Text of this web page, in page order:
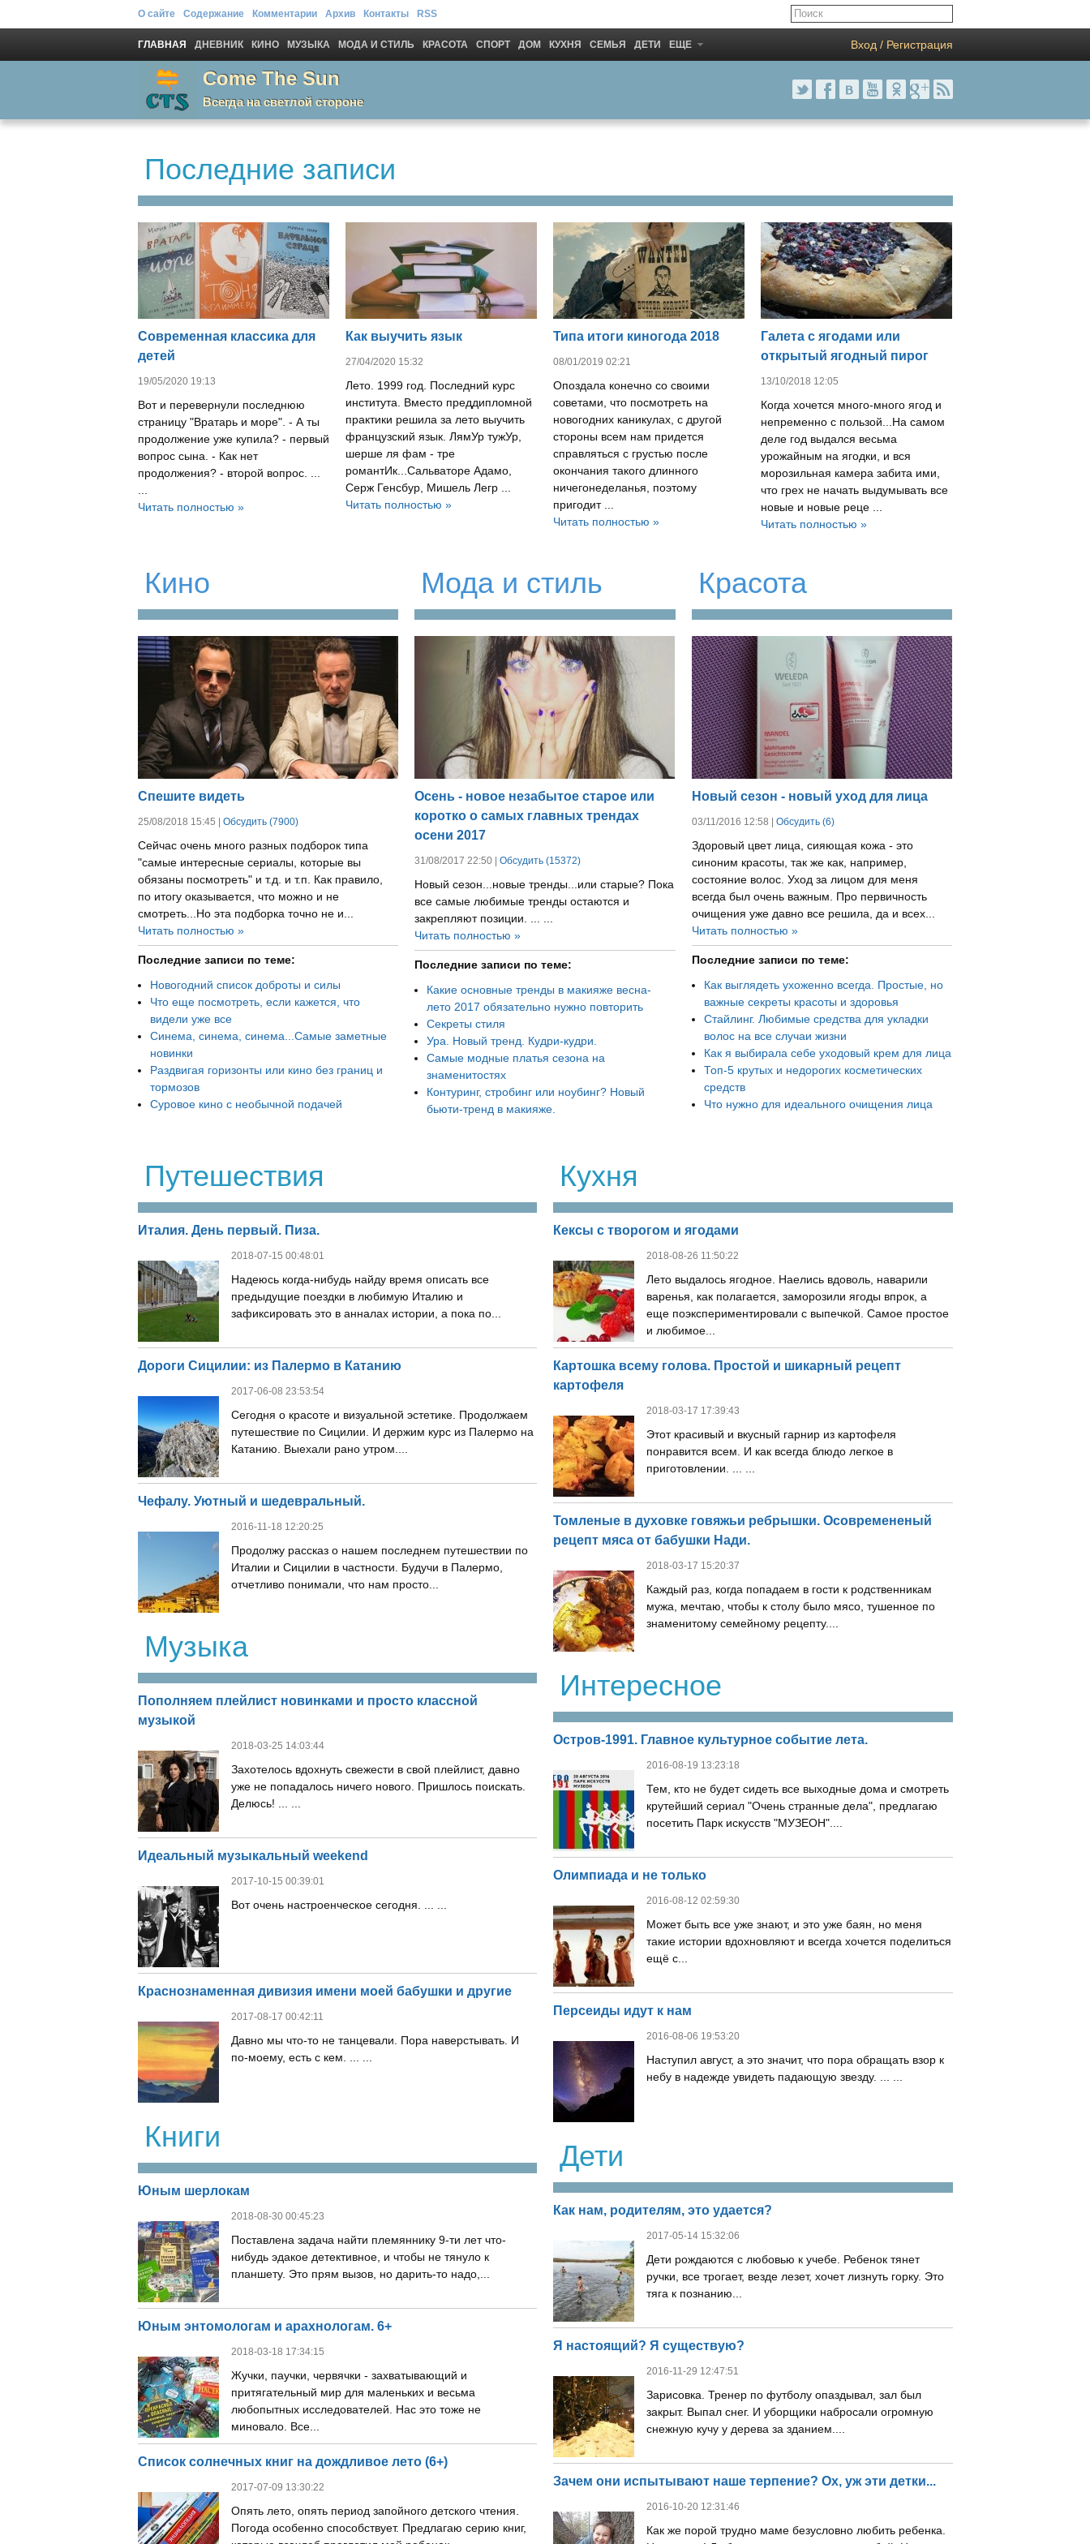
О сайте Содержание Комментарии Архив Контакты RSS
ГЛАВНАЯ ДНЕВНИК КИНО МУЗЫКА МОДА И СТИЛЬ КРАСОТА СПОРТ ДОМ КУХНЯ СЕМЬЯ ДЕТИ ЕЩЕ Вход / Регистрация
Come The Sun
Всегда на светлой стороне
Последние записи
Современная классика для
детей
19/05/2020 19:13
Вот и перевернули последнюю
страницу "Вратарь и море". - А ты
продолжение уже купила? - первый
вопрос сына. - Как нет
продолжения? - второй вопрос. ...
Читать полностью »
Как выучить язык
27/04/2020 15:32
Лето. 1999 год. Последний курс
института. Вместо преддипломной
практики решила за лето выучить
французский язык. ЛямУр тужУр,
шерше ля фам - тре
романтИк...Сальваторе Адамо,
Серж Генсбур, Мишель Легр ...
Читать полностью »
Типа итоги киногода 2018
08/01/2019 02:21
Опоздала конечно со своими
советами, что посмотреть на
новогодних каникулах, с другой
стороны всем нам придется
справляться с грустью после
окончания такого длинного
ничегонеделанья, поэтому
пригодит ...
Читать полностью »
Галета с ягодами или
открытый ягодный пирог
13/10/2018 12:05
Когда хочется много-много ягод и
непременно с пользой...На самом
деле год выдался весьма
урожайным на ягодки, и вся
морозильная камера забита ими,
что грех не начать выдумывать все
новые и новые реце ...
Читать полностью »
Кино
Спешите видеть
25/08/2018 15:45 | Обсудить (7900)
Сейчас очень много разных подборок типа
"самые интересные сериалы, которые вы
обязаны посмотреть" и т.д. и т.п. Как правило,
по итогу оказывается, что можно и не
смотреть...Но эта подборка точно не и...
Читать полностью »
Последние записи по теме:
Новогодний список доброты и силы
Что еще посмотреть, если кажется, что
видели уже все
Синема, синема, синема...Самые заметные
новинки
Раздвигая горизонты или кино без границ и
тормозов
Суровое кино с необычной подачей
Мода и стиль
Осень - новое незабытое старое или
коротко о самых главных трендах
осени 2017
31/08/2017 22:50 |Обсудить (15372)
Новый сезон...новые тренды...или старые? Пока
все самые любимые тренды остаются и
закрепляют позиции. ... ...
Читать полностью »
Последние записи по теме:
Какие основные тренды в макияже весна-
лето 2017 обязательно нужно повторить
Секреты стиля
Ура. Новый тренд. Кудри-кудри.
Самые модные платья сезона на
знаменитостях
Контуринг, стробинг или ноубинг? Новый
бьюти-тренд в макияже.
Красота
Новый сезон - новый уход для лица
03/11/2016 12:58 | Обсудить (6)
Здоровый цвет лица, сияющая кожа - это
синоним красоты, так же как, например,
состояние волос. Уход за лицом для меня
всегда был очень важным. Про первичность
очищения уже давно все решила, да и всех...
Читать полностью »
Последние записи по теме:
Как выглядеть ухоженно всегда. Простые, но
важные секреты красоты и здоровья
Стайлинг. Любимые средства для укладки
волос на все случаи жизни
Как я выбирала себе уходовый крем для лица
Топ-5 крутых и недорогих косметических
средств
Что нужно для идеального очищения лица
Путешествия
Италия. День первый. Пиза.
2018-07-15 00:48:01
Надеюсь когда-нибудь найду время описать все
предыдущие поездки в любимую Италию и
зафиксировать это в анналах истории, а пока по...
Дороги Сицилии: из Палермо в Катанию
2017-06-08 23:53:54
Сегодня о красоте и визуальной эстетике. Продолжаем
путешествие по Сицилии. И держим курс из Палермо на
Катанию. Выехали рано утром....
Чефалу. Уютный и шедевральный.
2016-11-18 12:20:25
Продолжу рассказ о нашем последнем путешествии по
Италии и Сицилии в частности. Будучи в Палермо,
отчетливо понимали, что нам просто...
Музыка
Пополняем плейлист новинками и просто классной
музыкой
2018-03-25 14:03:44
Захотелось вдохнуть свежести в свой плейлист, давно
уже не попадалось ничего нового. Пришлось поискать.
Делюсь! ... ...
Идеальный музыкальный weekend
2017-10-15 00:39:01
Вот очень настроенческое сегодня. ... ...
Краснознаменная дивизия имени моей бабушки и другие
2017-08-17 00:42:11
Давно мы что-то не танцевали. Пора наверстывать. И
по-моему, есть с кем. ... ...
Книги
Юным шерлокам
2018-08-30 00:45:23
Поставлена задача найти племяннику 9-ти лет что-
нибудь эдакое детективное, и чтобы не тянуло к
планшету. Это прям вызов, но дарить-то надо,...
Юным энтомологам и арахнологам. 6+
2018-03-18 17:34:15
Жучки, паучки, червячки - захватывающий и
притягательный мир для маленьких и весьма
любопытных исследователей. Нас это тоже не
миновало. Все...
Список солнечных книг на дождливое лето (6+)
2017-07-09 13:30:22
Опять лето, опять период запойного детского чтения.
Погода особенно способствует. Предлагаю серию книг,
Кухня
Кексы с творогом и ягодами
2018-08-26 11:50:22
Лето выдалось ягодное. Наелись вдоволь, наварили
варенья, как полагается, заморозили ягоды впрок, а
еще поэкспериментировали с выпечкой. Самое простое
и любимое...
Картошка всему голова. Простой и шикарный рецепт
картофеля
2018-03-17 17:39:43
Этот красивый и вкусный гарнир из картофеля
понравится всем. И как всегда блюдо легкое в
приготовлении. ... ...
Томленые в духовке говяжьи ребрышки. Осовремененый
рецепт мяса от бабушки Нади.
2018-03-17 15:20:37
Каждый раз, когда попадаем в гости к родственникам
мужа, мечтаю, чтобы к столу было мясо, тушенное по
знаменитому семейному рецепту....
Интересное
Остров-1991. Главное культурное событие лета.
2016-08-19 13:23:18
Тем, кто не будет сидеть все выходные дома и смотреть
крутейший сериал "Очень странные дела", предлагаю
посетить Парк искусств "МУЗЕОН"....
Олимпиада и не только
2016-08-12 02:59:30
Может быть все уже знают, и это уже баян, но меня
такие истории вдохновляют и всегда хочется поделиться
ещё с...
Персеиды идут к нам
2016-08-06 19:53:20
Наступил август, а это значит, что пора обращать взор к
небу в надежде увидеть падающую звезду. ... ...
Дети
Как нам, родителям, это удается?
2017-05-14 15:32:06
Дети рождаются с любовью к учебе. Ребенок тянет
ручки, все трогает, везде лезет, хочет лизнуть горку. Это
тяга к познанию...
Я настоящий? Я существую?
2016-11-29 12:47:51
Зарисовка. Тренер по футболу опаздывал, зал был
закрыт. Выпал снег. И уборщики набросали огромную
снежную кучу у дерева за зданием....
Зачем они испытывают наше терпение? Ох, уж эти детки...
2016-10-20 12:31:46
Как же порой трудно маме безусловно любить ребенка.